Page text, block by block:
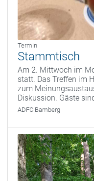
Termin
Stammtisch
Am 2. Mittwoch im
statt. Das Treffen im
zum
Diskussion. Gäste
ADFC Bamberg